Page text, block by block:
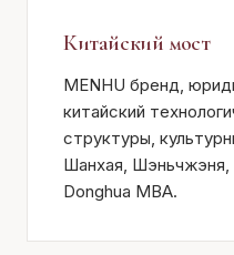
Китайский мост
MENHU бренд,
китайский
структуры,
Шанхая, Шэньчжэня,
Donghua MBA.